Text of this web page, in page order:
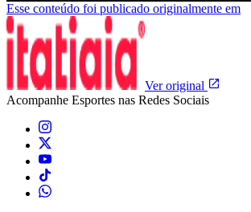
Esse conteúdo foi publicado originalmente em
Ver original
Acompanhe Esportes nas Redes Sociais